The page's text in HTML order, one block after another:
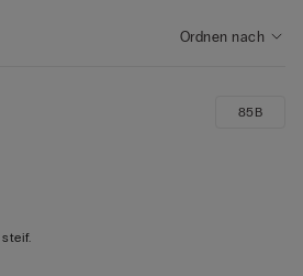
Ordnen nach
85B